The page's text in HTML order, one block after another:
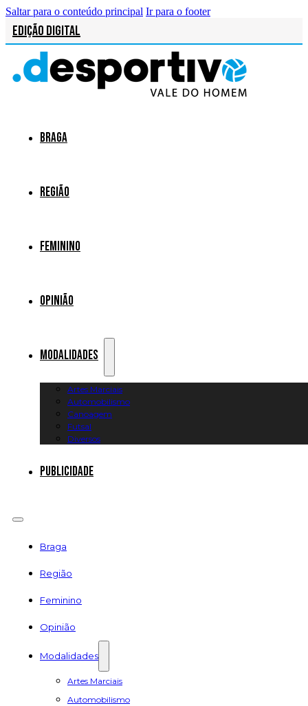
Saltar para o conteúdo principal Ir para o footer
Edição Digital
Braga
Região
Feminino
Opinião
Modalidades
Artes Marciais
Automobilismo
Canoagem
Futsal
Diversos
Publicidade
Braga
Região
Feminino
Opinião
Modalidades
Artes Marciais
Automobilismo